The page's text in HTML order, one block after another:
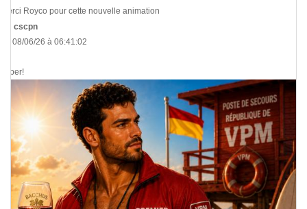
Merci Royco pour cette nouvelle animation
cscpn
Le 08/06/26 à 06:41:02
super!